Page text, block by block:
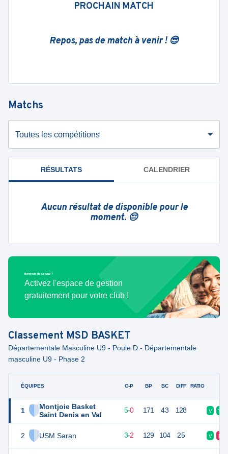
PROCHAIN MATCH
Repos, pas de match à venir ! 😎
Matchs
Toutes les compétitions
RÉSULTATS CALENDRIER
Aucun résultat de disponible pour le
moment. 😔
Bénévole de ce club ?
Activez l'espace de gestion
gratuitement pour votre club !
Classement MSD BASKET
Départementale Masculine U9 - Poule D - Départementale
masculine U9 - Phase 2
ÉQUIPES
1
Montjoie Basket
Saint Denis en Val
2 USM Saran
G-P BP BC DIFF RATIO
10 5-0 171 43 128 V V
3-2 129 104 25 V D